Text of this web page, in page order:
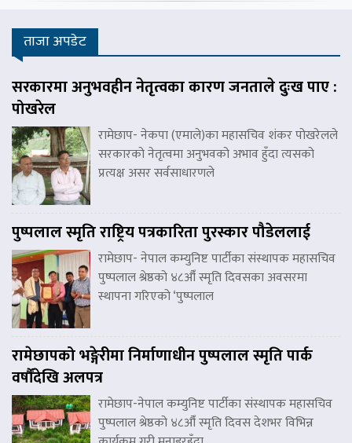
ताजा अपडेट
सरकारमा अनुभवहीन नेतृत्वका कारण जनताले दुःख पाए :
पोखरेल
रामेछाप- नेकपा (एमाले)का महासचिव शंकर पोखरेलले
सरकारको नेतृत्वमा अनुभवको अभाव हुँदा त्यसको
प्रत्यक्ष असर सर्वसाधारणले
पुष्पलाल स्मृति राष्ट्रिय पत्रकारिता पुरस्कार पौडेललाई
रामेछाप- नेपाल कम्युनिष्ट पार्टीका संस्थापक महासचिव
पुष्पलाल श्रेष्ठको ४८औँ स्मृति दिवसका अवसरमा
स्थापना गरिएको ‘पुष्पलाल
रामेछापको भङ्गेरीमा निर्माणाधीन पुष्पलाल स्मृति पार्क
वर्षौंदेखि अलपत्र
रामेछाप-नेपाल कम्युनिष्ट पार्टीका संस्थापक महासचिव
पुष्पलाल श्रेष्ठको ४८औँ स्मृति दिवस देशभर विभिन्न